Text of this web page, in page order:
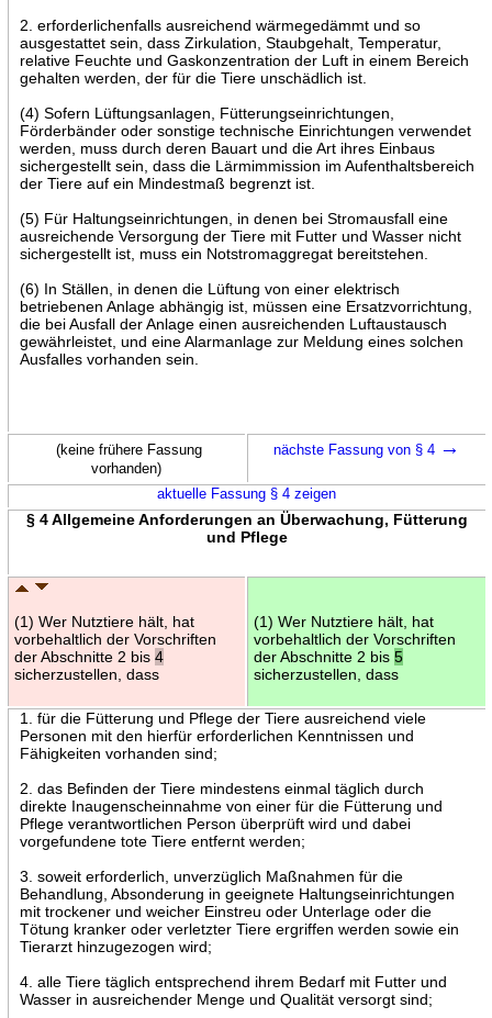
2. erforderlichenfalls ausreichend wärmegedämmt und so
ausgestattet sein, dass Zirkulation, Staubgehalt, Temperatur,
relative Feuchte und Gaskonzentration der Luft in einem Bereich
gehalten werden, der für die Tiere unschädlich ist.
(4) Sofern Lüftungsanlagen, Fütterungseinrichtungen,
Förderbänder oder sonstige technische Einrichtungen verwendet
werden, muss durch deren Bauart und die Art ihres Einbaus
sichergestellt sein, dass die Lärmimmission im Aufenthaltsbereich
der Tiere auf ein Mindestmaß begrenzt ist.
(5) Für Haltungseinrichtungen, in denen bei Stromausfall eine
ausreichende Versorgung der Tiere mit Futter und Wasser nicht
sichergestellt ist, muss ein Notstromaggregat bereitstehen.
(6) In Ställen, in denen die Lüftung von einer elektrisch
betriebenen Anlage abhängig ist, müssen eine Ersatzvorrichtung,
die bei Ausfall der Anlage einen ausreichenden Luftaustausch
gewährleistet, und eine Alarmanlage zur Meldung eines solchen
Ausfalles vorhanden sein.
(keine frühere Fassung
vorhanden)
nächste Fassung von § 4 →
aktuelle Fassung § 4 zeigen
§ 4 Allgemeine Anforderungen an Überwachung, Fütterung
und Pflege
(1) Wer Nutztiere hält, hat
vorbehaltlich der Vorschriften
der Abschnitte 2 bis 4
sicherzustellen, dass
(1) Wer Nutztiere hält, hat
vorbehaltlich der Vorschriften
der Abschnitte 2 bis 5
sicherzustellen, dass
1. für die Fütterung und Pflege der Tiere ausreichend viele
Personen mit den hierfür erforderlichen Kenntnissen und
Fähigkeiten vorhanden sind;
2. das Befinden der Tiere mindestens einmal täglich durch
direkte Inaugenscheinnahme von einer für die Fütterung und
Pflege verantwortlichen Person überprüft wird und dabei
vorgefundene tote Tiere entfernt werden;
3. soweit erforderlich, unverzüglich Maßnahmen für die
Behandlung, Absonderung in geeignete Haltungseinrichtungen
mit trockener und weicher Einstreu oder Unterlage oder die
Tötung kranker oder verletzter Tiere ergriffen werden sowie ein
Tierarzt hinzugezogen wird;
4. alle Tiere täglich entsprechend ihrem Bedarf mit Futter und
Wasser in ausreichender Menge und Qualität versorgt sind;